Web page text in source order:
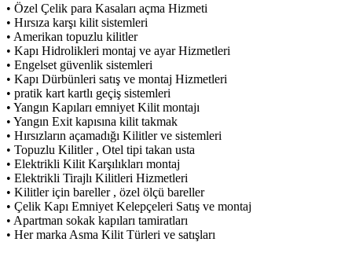
• Özel Çelik para Kasaları açma Hizmeti
• Hırsıza karşı kilit sistemleri
• Amerikan topuzlu kilitler
• Kapı Hidrolikleri montaj ve ayar Hizmetleri
• Engelset güvenlik sistemleri
• Kapı Dürbünleri satış ve montaj Hizmetleri
• pratik kart kartlı geçiş sistemleri
• Yangın Kapıları emniyet Kilit montajı
• Yangın Exit kapısına kilit takmak
• Hırsızların açamadığı Kilitler ve sistemleri
• Topuzlu Kilitler , Otel tipi takan usta
• Elektrikli Kilit Karşılıkları montaj
• Elektrikli Tirajlı Kilitleri Hizmetleri
• Kilitler için bareller , özel ölçü bareller
• Çelik Kapı Emniyet Kelepçeleri Satış ve montaj
• Apartman sokak kapıları tamiratları
• Her marka Asma Kilit Türleri ve satışları